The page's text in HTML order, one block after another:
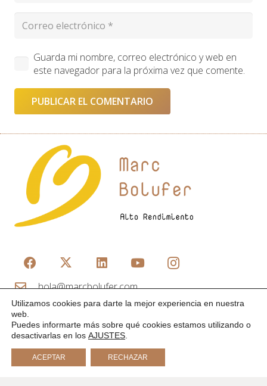
Guarda mi nombre, correo electrónico y web en
este navegador para la próxima vez que comente.
PUBLICAR EL COMENTARIO
hola@marcbolufer.com
+34 619 82 27 21
Últimos artículos
Síndrome del impostor en equipos: cuando el talento
colectivo no cree en sí mismo
Utilizamos cookies para darte la mejor experiencia en nuestra
web.
Puedes informarte más sobre qué cookies estamos utilizando o
desactivarlas en los AJUSTES
ACEPTAR RECHAZAR